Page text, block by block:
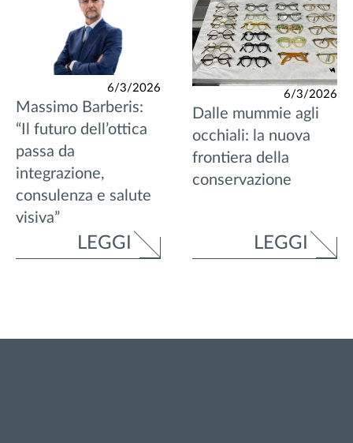
6/3/2026
Massimo Barberis:
“Il futuro dell’ottica
passa da
integrazione,
consulenza e salute
visiva”
LEGGI
6/3/2026
Dalle mummie agli
occhiali: la nuova
frontiera della
conservazione
LEGGI